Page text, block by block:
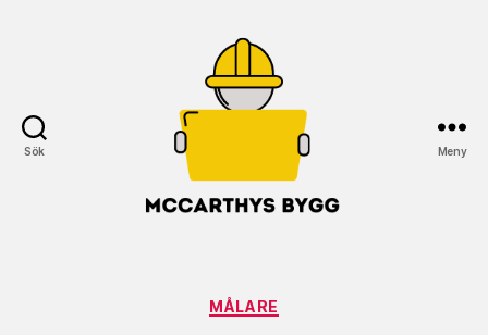
Sök Meny
Kategorier
MÅLARE